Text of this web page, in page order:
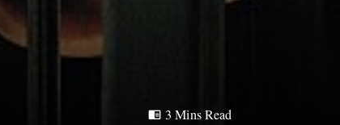
3 Mins Read